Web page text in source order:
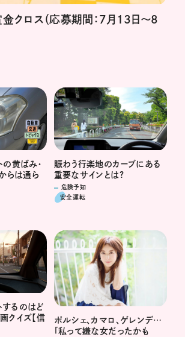
クロス（応募期間：7月13日～8
の黄ばみ・
らは通ら
賑わう行楽地のカーブにある
重要なサインとは?
危険予知
安全運転
するのはど
クイズ【信
ポルシェ、カマロ、ゲレンデ…
「私って嫌な女だったかも